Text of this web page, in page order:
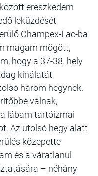
ereszkedem
leküzdését
Champex-Lac-ba
magam mögött,
hogy a 37-38. hely
kínálatát
három hegynek.
válnak,
lábam tartóizmai
Az utolsó hegy alatt
közepette
és a váratlanul
– néhány